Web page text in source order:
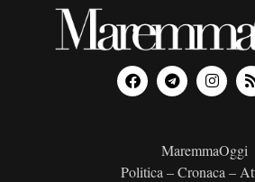
MaremmaOggi
Politica – Cronaca –